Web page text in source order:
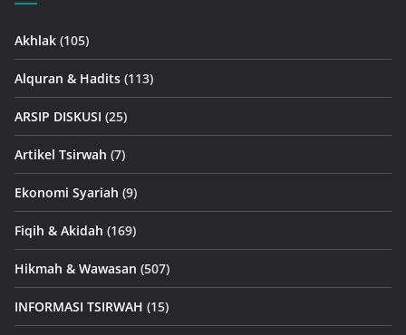
Akhlak (105)
Alquran & Hadits (113)
ARSIP DISKUSI (25)
Artikel Tsirwah (7)
Ekonomi Syariah (9)
Fiqih & Akidah (169)
Hikmah & Wawasan (507)
INFORMASI TSIRWAH (15)